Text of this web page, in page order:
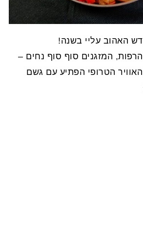
האהוב עליי בשנה!
המזגנים סוף סוף נחים –
הטרופי הפתיע עם גשם